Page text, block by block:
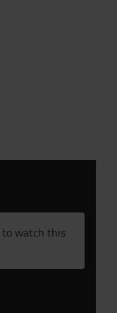
to watch this